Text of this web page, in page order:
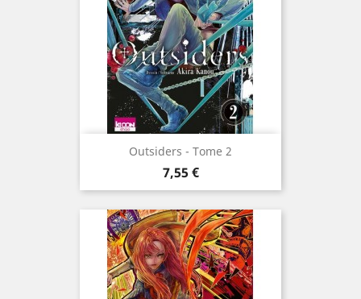
Outsiders - Tome 2
Prix
7,55 €